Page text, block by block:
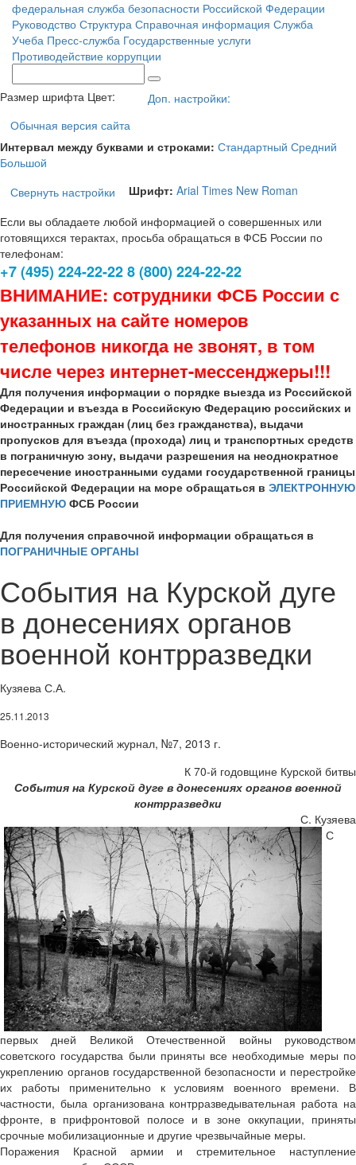
федеральная служба безопасности Российской Федерации
Руководство Структура Справочная информация Служба
Учеба Пресс-служба Государственные услуги
Противодействие коррупции
Размер шрифта Цвет:
Доп. настройки:
Обычная версия сайта
Интервал между буквами и строками: Стандартный Средний
Большой
Свернуть настройки
Шрифт: Arial Times New Roman
Если вы обладаете любой информацией о совершенных или
готовящихся терактах, просьба обращаться в ФСБ России по
телефонам:
+7 (495) 224-22-22 8 (800) 224-22-22
ВНИМАНИЕ: сотрудники ФСБ России с
указанных на сайте номеров
телефонов никогда не звонят, в том
числе через интернет-мессенджеры!!!
Для получения информации о порядке выезда из Российской
Федерации и въезда в Российскую Федерацию российских и
иностранных граждан (лиц без гражданства), выдачи
пропусков для въезда (прохода) лиц и транспортных средств
в пограничную зону, выдачи разрешения на неоднократное
пересечение иностранными судами государственной границы
Российской Федерации на море обращаться в ЭЛЕКТРОННУЮ
ПРИЕМНУЮ ФСБ России
Для получения справочной информации обращаться в
ПОГРАНИЧНЫЕ ОРГАНЫ
События на Курской дуге
в донесениях органов
военной контрразведки
Кузяева С.А.
25.11.2013
Военно-исторический журнал, №7, 2013 г.
К 70-й годовщине Курской битвы
События на Курской дуге в донесениях органов военной
контрразведки
С. Кузяева
С
первых дней Великой Отечественной войны руководством
советского государства были приняты все необходимые меры по
укреплению органов государственной безопасности и перестройке
их работы применительно к условиям военного времени. В
частности, была организована контрразведывательная работа на
фронте, в прифронтовой полосе и в зоне оккупации, приняты
срочные мобилизационные и другие чрезвычайные меры.
Поражения Красной армии и стремительное наступление